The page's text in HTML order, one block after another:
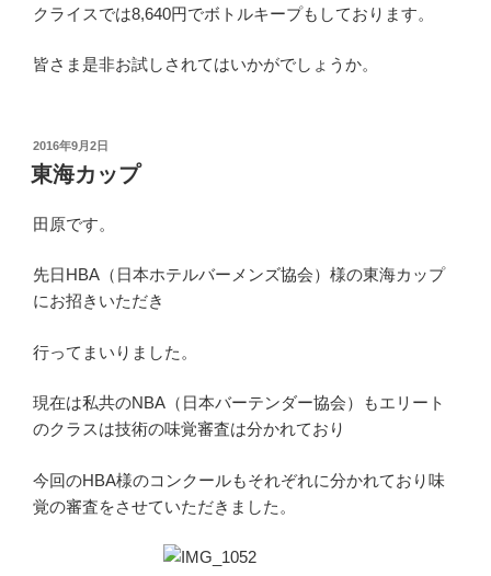
クライスでは8,640円でボトルキープもしております。
皆さま是非お試しされてはいかがでしょうか。
投
稿
日:
2016年9月2日
東海カップ
田原です。
先日HBA（日本ホテルバーメンズ協会）様の東海カップ
にお招きいただき
行ってまいりました。
現在は私共のNBA（日本バーテンダー協会）もエリート
のクラスは技術の味覚審査は分かれており
今回のHBA様のコンクールもそれぞれに分かれており味
覚の審査をさせていただきました。